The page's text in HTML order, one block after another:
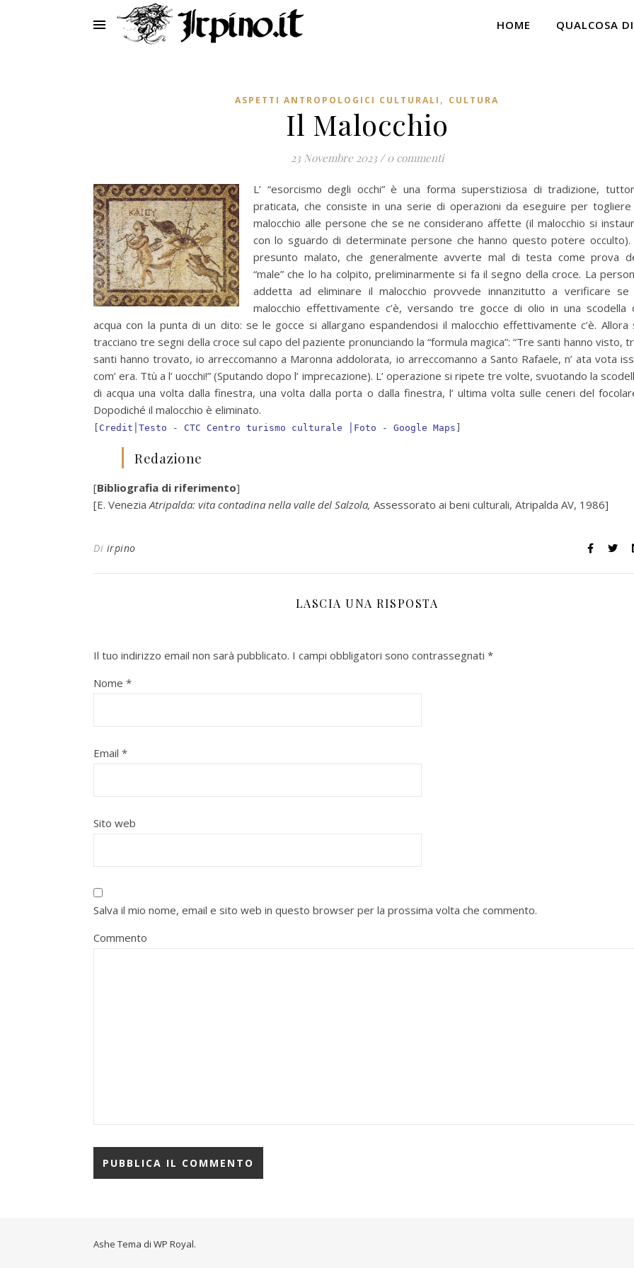
HOME QUALCOSA
ASPETTI ANTROPOLOGICI CULTURALI , CULTURA
Il Malocchio
23 Novembre 2023 / 0 commenti
L’ “esorcismo degli occhi” è una forma superstiziosa di tradizione,
praticata, che consiste in una serie di operazioni da eseguire per togliere
malocchio alle persone che se ne considerano affette (il malocchio si
con lo sguardo di determinate persone che hanno questo potere occulto).
presunto malato, che generalmente avverte mal di testa come prova
“male” che lo ha colpito, preliminarmente si fa il segno della croce. La
addetta ad eliminare il malocchio provvede innanzitutto a verificare se
malocchio effettivamente c’è, versando tre gocce di olio in una scodella
acqua con la punta di un dito: se le gocce si allargano espandendosi il malocchio effettivamente c’è. Allora
tracciano tre segni della croce sul capo del paziente pronunciando la “formula magica”: “Tre santi hanno visto,
santi hanno trovato, io arreccomanno a Maronna addolorata, io arreccomanno a Santo Rafaele, n’ ata vota
com’ era. Ttù a l’ uocchi!” (Sputando dopo l’ imprecazione). L’ operazione si ripete tre volte, svuotando la
di acqua una volta dalla finestra, una volta dalla porta o dalla finestra, l’ ultima volta sulle ceneri del
Dopodiché il malocchio è eliminato.
Credit│Testo - CTC Centro turismo culturale │Foto - Google Maps
Redazione
[Bibliografia di riferimento]
[E. VeneziaAtripalda: vita contadina nella valle del Salzola, Assessorato ai beni culturali, Atripalda AV, 1986]
Di irpino
LASCIA UNA RISPOSTA
Il tuo indirizzo email non sarà pubblicato. I campi obbligatori sono contrassegnati *
Nome *
Email *
Sito web
Salva il mio nome, email e sito web in questo browser per la prossima volta che commento.
Commento
Ashe Tema di WP Royal.